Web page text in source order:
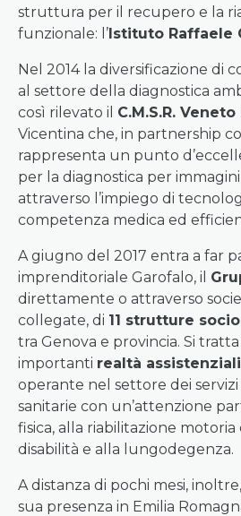
struttura per il recupero e la
funzionale: l’Istituto Raffaele
Nel 2014 la diversificazione di
al settore della diagnostica
così rilevato il C.M.S.R.
Vicentina che, in partnership
rappresenta un punto
per la diagnostica per
attraverso l’impiego di
competenza medica ed
A giugno del 2017 entra a far
imprenditoriale Garofalo, il
direttamente o attraverso
collegate, di 11 strutture
tra Genova e provincia. Si
importanti realtà
operante nel settore dei
sanitarie con un’attenzione
fisica, alla riabilitazione motoria
disabilità e alla lungodegenza.
A distanza di pochi mesi,
sua presenza in Emilia